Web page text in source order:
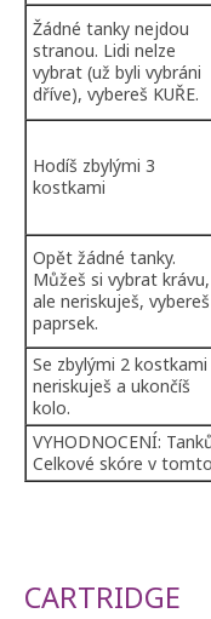
Žádné tanky nejdou
stranou. Lidi nelze
vybrat (už byli vybráni
dříve), vybereš KUŘE.
Hodíš zbylými 3
kostkami
Opět žádné tanky.
Můžeš si vybrat krávu,
ale neriskuješ, vybereš
paprsek.
Se zbylými 2 kostkami
neriskuješ a ukončíš
kolo.
VYHODNOCENÍ:
Celkové skóre v
CARTRIDGE